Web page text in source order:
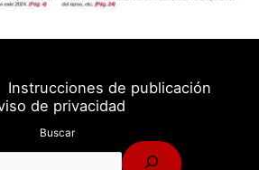
Instrucciones de publicación
de privacidad
Buscar